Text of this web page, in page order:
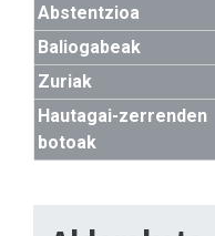
Abstentzioa
Baliogabeak
Zuriak
Hautagai-zerrenden
botoak